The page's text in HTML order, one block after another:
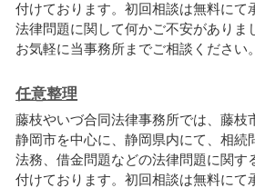
付けております。初回相談は無料にて
法律問題に関して何かご不安がありま
お気軽に当事務所までご相談ください
任意整理
藤枝やいづ合同法律事務所では、藤枝
静岡市を中心に、静岡県内にて、相続
法務、借金問題などの法律問題に関す
付けております。初回相談は無料にて